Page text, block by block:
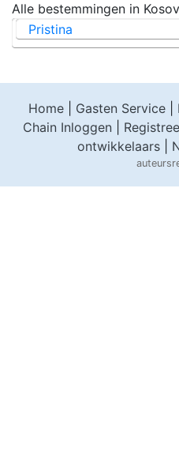
Alle bestemmingen in
Pristina
Home| Gasten Service|
Chain Inloggen
ontwikkelaars